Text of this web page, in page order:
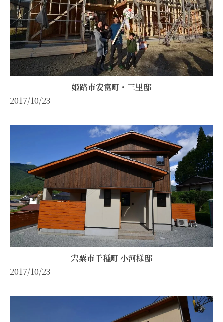
姫路市安富町・三里邸
2017/10/23
宍粟市千種町 小河様邸
2017/10/23